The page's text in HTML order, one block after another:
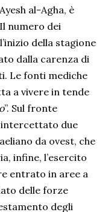
al-Agha, è
numero dei
della stagione
dalla carenza di
Le fonti mediche
a vivere in tende
”. Sul fronte
intercettato due
da ovest, che
infine, l’esercito
entrato in aree a
delle forze
degli